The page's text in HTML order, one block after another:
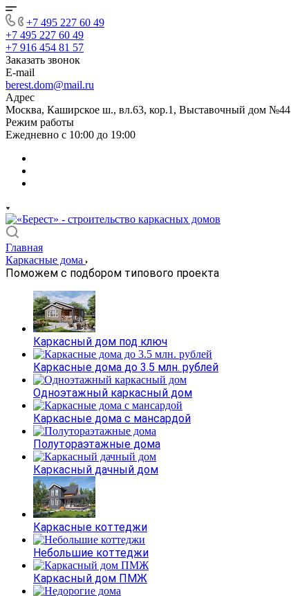
+7 495 227 60 49
+7 495 227 60 49
+7 916 454 81 57
Заказать звонок
E-mail
berest.dom@mail.ru
Адрес
Москва, Каширское ш., вл.63, кор.1, Выставочный дом №44
Режим работы
Ежедневно с 10:00 до 19:00
Главная
Каркасные дома
Поможем с подбором типового проекта
Каркасный дом под ключ
Каркасные дома до 3.5 млн. рублей
Одноэтажный каркасный дом
Каркасные дома с мансардой
Полутораэтажные дома
Каркасный дачный дом
Каркасные коттеджи
Небольшие коттеджи
Каркасный дом ПМЖ